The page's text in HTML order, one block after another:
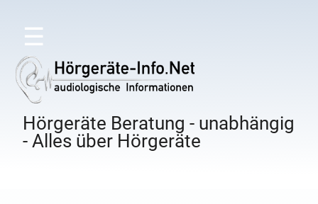
☰
Hörgeräte Beratung - unabhängig
- Alles über Hörgeräte